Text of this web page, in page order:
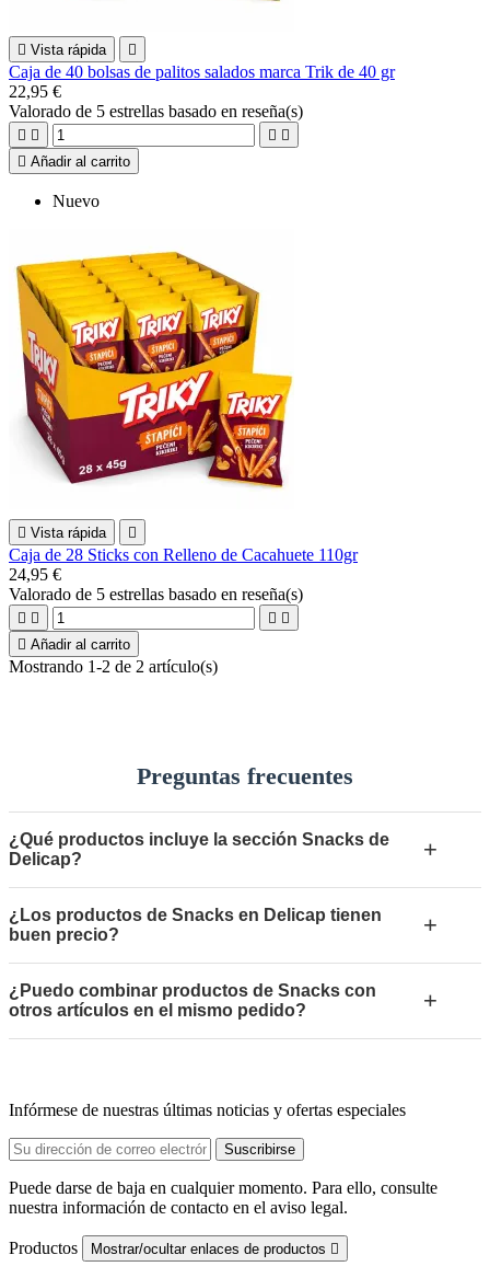
 Vista rápida 
Caja de 40 bolsas de palitos salados marca Trik de 40 gr
22,95 €
Valorado de 5 estrellas basado en reseña(s)
   
 Añadir al carrito
Nuevo
 Vista rápida 
Caja de 28 Sticks con Relleno de Cacahuete 110gr
24,95 €
Valorado de 5 estrellas basado en reseña(s)
   
 Añadir al carrito
Mostrando 1-2 de 2 artículo(s)
Preguntas frecuentes
¿Qué productos incluye la sección Snacks de
Delicap?
+
¿Los productos de Snacks en Delicap tienen
buen precio?
+
¿Puedo combinar productos de Snacks con
otros artículos en el mismo pedido?
+
Infórmese de nuestras últimas noticias y ofertas especiales
Puede darse de baja en cualquier momento. Para ello, consulte
nuestra información de contacto en el aviso legal.
Productos Mostrar/ocultar enlaces de productos 